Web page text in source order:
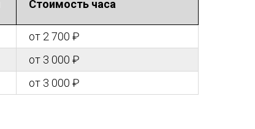
Стоимость часа
от 2 700 ₽
от 3 000 ₽
от 3 000 ₽